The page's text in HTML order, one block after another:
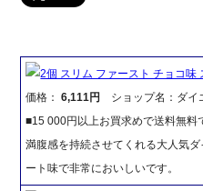
2個 スリム ファースト チョコ味
価格：6,111円
ショップ名：ダイ
■15 000円以上お買求めで送料無
満腹感を持続させてくれる大人気
ート味で非常においしいです。